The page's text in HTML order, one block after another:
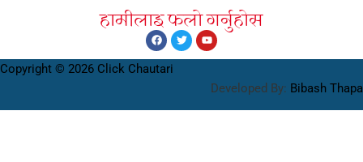
हामीलाइ फलाे गर्नुहाेस
Copyright © 2026 Click Chautari
Developed By: Bibash Thapa